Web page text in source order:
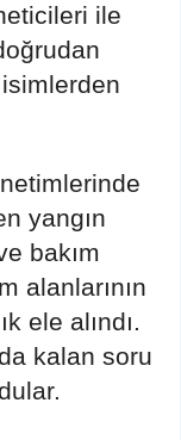
ile
yangın
bakım
alanlarının
ele alındı.
kalan soru